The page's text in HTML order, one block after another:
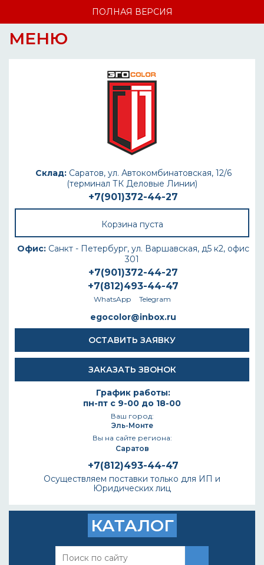
ПОЛНАЯ ВЕРСИЯ
МЕНЮ
Склад:Саратов, ул. Автокомбинатовская, 12/6
(терминал ТК Деловые Линии)
+7(901)372-44-27
Корзина пуста
Офис: Санкт - Петербург, ул. Варшавская, д5 к2, офис
301
+7(901)372-44-27
+7(812)493-44-47
WhatsApp Telegram
egocolor@inbox.ru
ОСТАВИТЬ ЗАЯВКУ
ЗАКАЗАТЬ ЗВОНОК
График работы:
пн-пт с 9-00 до 18-00
Ваш город:
Эль-Монте
Вы на сайте региона:
Саратов
+7(812)493-44-47
Осуществляем поставки только для ИП и
Юридических лиц
КАТАЛОГ